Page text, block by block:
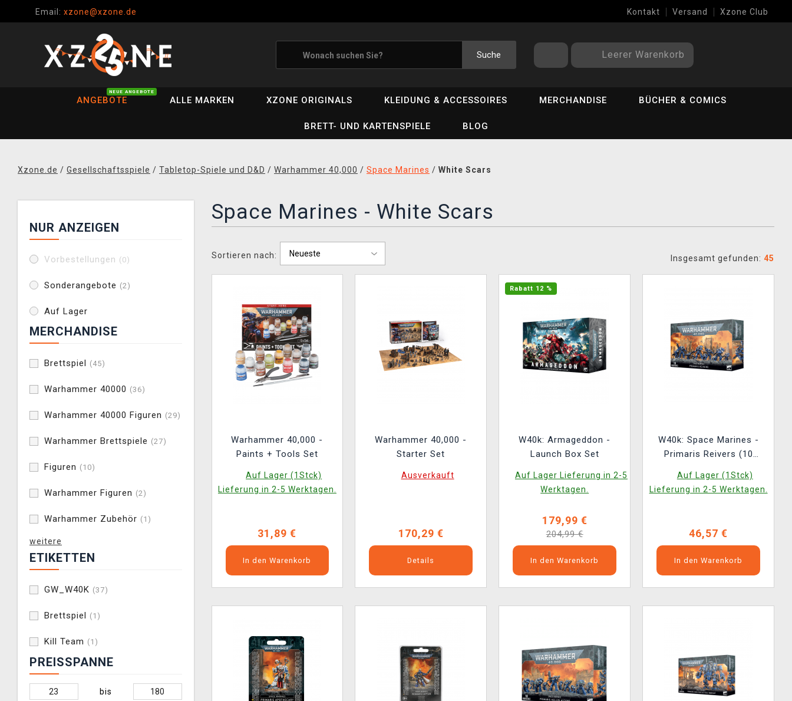
Email: xzone@xzone.de Kontakt Versand Xzone Club
Suche Leerer Warenkorb
ANGEBOTE
NEUE ANGEBOTE
ALLE MARKEN XZONE ORIGINALS KLEIDUNG & ACCESSOIRES MERCHANDISE BÜCHER & COMICS
BRETT- UND KARTENSPIELE BLOG
Xzone.de / Gesellschaftsspiele / Tabletop-Spiele und D&D / Warhammer 40,000 / Space Marines / White Scars
NUR ANZEIGEN
Vorbestellungen (0)
Sonderangebote (2)
Auf Lager
MERCHANDISE
Brettspiel (45)
Warhammer 40000 (36)
Warhammer 40000 Figuren (29)
Warhammer Brettspiele (27)
Figuren (10)
Warhammer Figuren (2)
Warhammer Zubehör (1)
weitere
ETIKETTEN
GW_W40K (37)
Brettspiel (1)
Kill Team (1)
PREISSPANNE
bis
Space Marines - White Scars
Sortieren nach: Insgesamt gefunden: 45
Warhammer 40,000 -
Paints + Tools Set
Auf Lager (1Stck)
Lieferung in 2-5 Werktagen.
31,89 €
In den Warenkorb
Warhammer 40,000 -
Starter Set
Ausverkauft
170,29 €
Details
Rabatt 12 %
W40k: Armageddon -
Launch Box Set
Auf Lager Lieferung in 2-5
Werktagen.
179,99 €
204,99 €
In den Warenkorb
W40k: Space Marines -
Primaris Reivers (10
Auf Lager (1Stck)
Lieferung in 2-5 Werktagen.
46,57 €
In den Warenkorb